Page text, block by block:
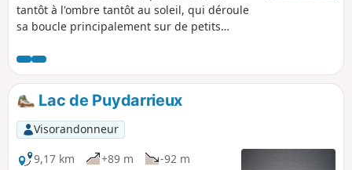
tantôt à l'ombre tantôt au soleil, qui déroule
sa boucle principalement sur de petits
après une période pluvieuse.
Lac de Puydarrieux
Visorandonneur
9,17 km
+89 m
-92 m